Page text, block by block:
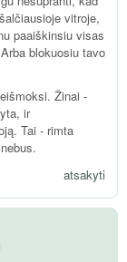
vitroje,
paaiškinsiu visas
blokuosiu tavo
Žinai -
ir
Tai - rimta
atsakyti